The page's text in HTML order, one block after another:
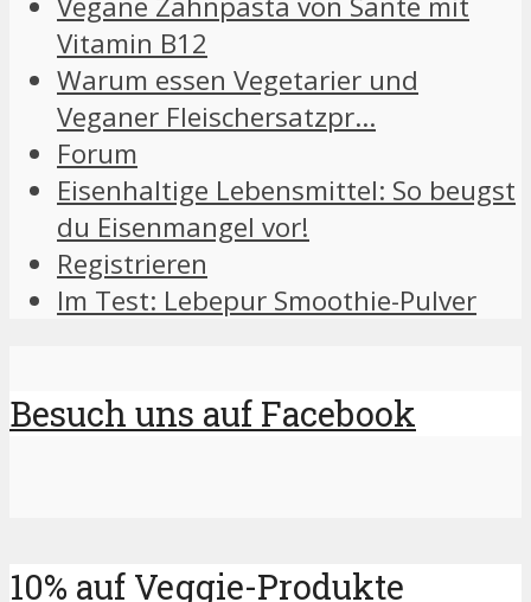
Vitamin B12
Warum essen Vegetarier und
Veganer Fleischersatzpr…
Forum
Eisenhaltige Lebensmittel: So beugst
du Eisenmangel vor!
Registrieren
Im Test: Lebepur Smoothie-Pulver
Besuch uns auf Facebook
10% auf Veggie-Produkte